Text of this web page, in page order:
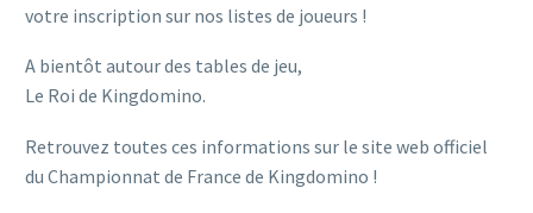
votre inscription sur nos listes de joueurs !
A bientôt autour des tables de jeu,
Le Roi de Kingdomino.
Retrouvez toutes ces informations sur le site web officiel
du Championnat de France de Kingdomino !